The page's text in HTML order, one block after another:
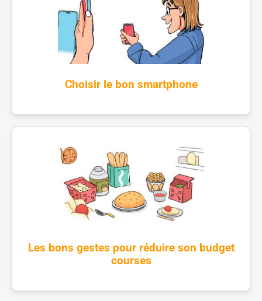
Choisir le bon smartphone
Les bons gestes pour réduire son budget
courses